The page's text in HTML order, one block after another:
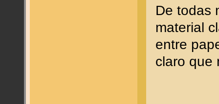
De todas
material
entre
claro que